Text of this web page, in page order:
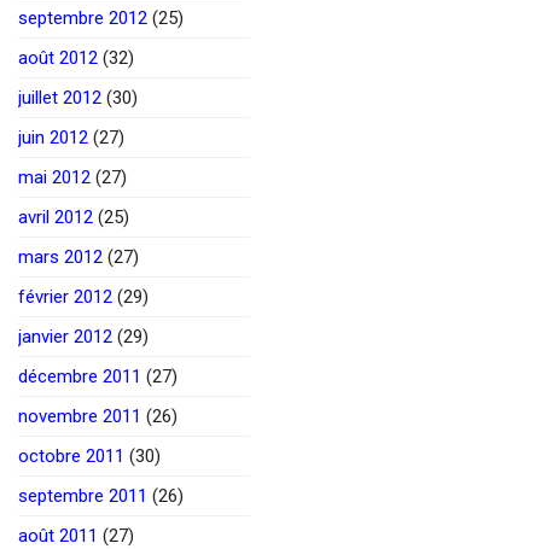
septembre 2012 (25)
août 2012 (32)
juillet 2012 (30)
juin 2012 (27)
mai 2012 (27)
avril 2012 (25)
mars 2012 (27)
février 2012 (29)
janvier 2012 (29)
décembre 2011 (27)
novembre 2011 (26)
octobre 2011 (30)
septembre 2011 (26)
août 2011 (27)